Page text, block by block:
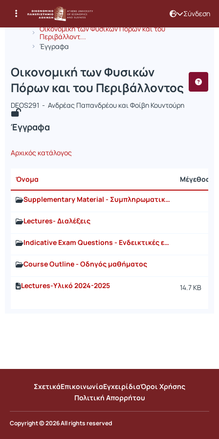
Σύνδεση
Αρχική Σελίδα
Οικονομική των Φυσικών Πόρων και του
Περιβάλλοντ...
Έγγραφα
Μάθημα : Οικονομική των Φυσικών
Κωδικός : DEOS291
Οικονομική των Φυσικών
Πόρων και του Περιβάλλοντος
DEOS291 - Ανδρέας Παπανδρέου και Φοίβη Κουντούρη
Έγγραφα
Αρχικός κατάλογος
Όνομα Μέγεθος
Supplementary Material - Συμπληρωματικο Υλικο
Lectures- Διαλέξεις
Indicative Exam Questions - Ενδεικτικές ερωτήσεις
Course Outline - Οδηγός μαθήματος
Lectures-Υλικό 2024-2025 14.7 KB
ΣχετικάΕπικοινωνίαΕγχειρίδιαΌροι Χρήσης
Πολιτική Απορρήτου
Copyright © 2026 All rights reserved